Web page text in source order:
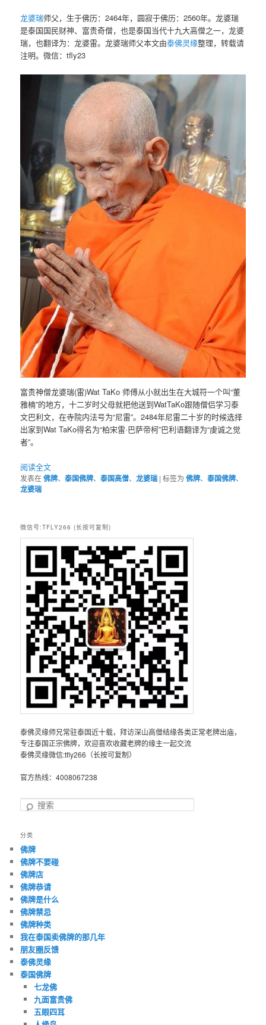
龙婆瑞师父，生于佛历：2464年，圆寂于佛历：2560年。龙婆瑞
是泰国国民财神、富贵奇僧，也是泰国当代十九大高僧之一，龙婆
瑞，也翻译为：龙婆雷。龙婆瑞师父本文由泰佛灵缘整理，转载请
注明。微信：tfly23
富贵神僧龙婆瑞(雷)Wat TaKo 师傅从小就出生在大城符一个叫“董
雅楠”的地方，十二岁时父母就把他送到WatTaKo跟随僧侣学习泰
文巴利文，在寺院内法号为“尼雷”。2484年尼雷二十岁的时候选择
出家到Wat TaKo得名为“柏宋雷·巴萨帝柯”巴利语翻译为“虔诚之觉
者”。
阅读全文
发表在佛牌、泰国佛牌、泰国高僧、龙婆瑞 |标签为 佛牌、泰国佛牌、
龙婆瑞
微信号:TFLY266 (长按可复制)
泰佛灵缘师兄常驻泰国近十载，拜访深山高僧结缘各类正常老牌出庙，
专注泰国正宗佛牌，欢迎喜欢收藏老牌的缘主一起交流
泰佛灵缘微信:tfly266（长按可复制）
官方热线：4008067238
搜
分类
佛牌
佛牌不要碰
佛牌店
佛牌恭请
佛牌是什么
佛牌禁忌
佛牌种类
我在泰国卖佛牌的那几年
朋友圈反馈
泰佛灵缘
泰国佛牌
七龙佛
九面富贵佛
五眼四耳